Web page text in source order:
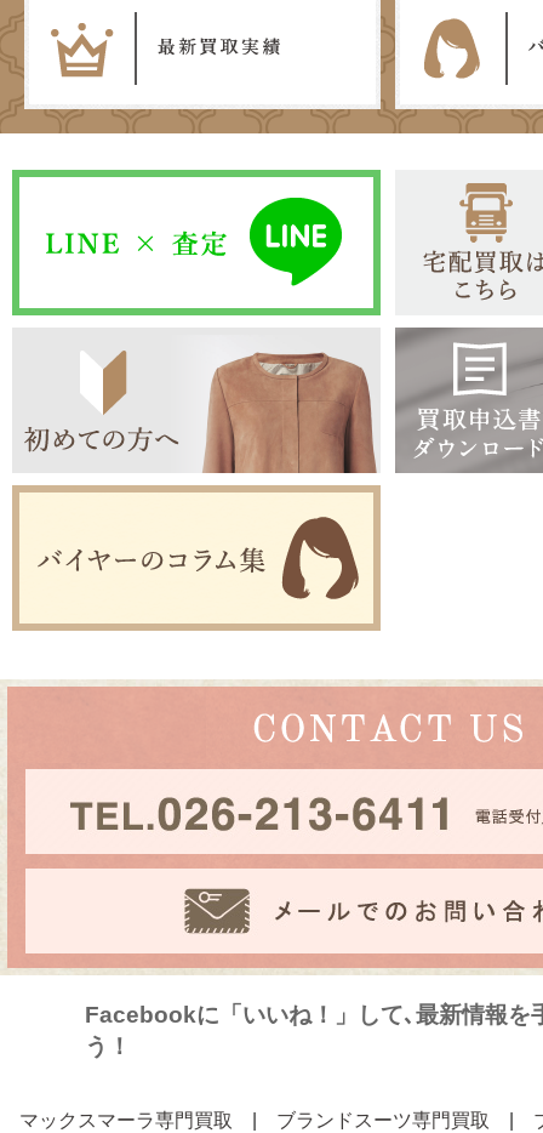
Facebookに「いいね！」して､最新情報を
う！
マックスマーラ専門買取 ブランドスーツ専門買取